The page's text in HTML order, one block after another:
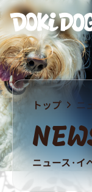
トップ ニ
ニュース·イ